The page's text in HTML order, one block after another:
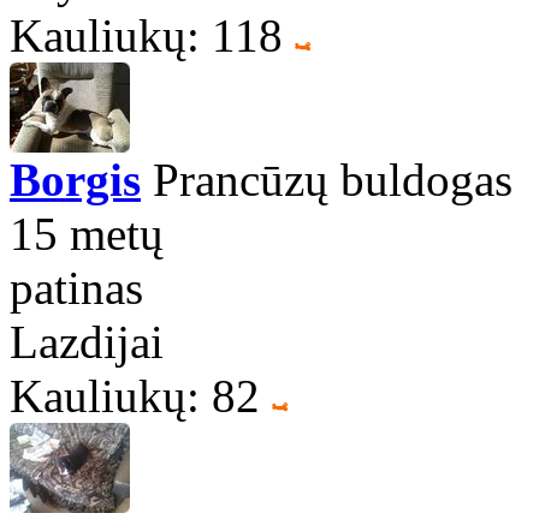
Kauliukų: 118
Borgis Prancūzų buldogas
15 metų
patinas
Lazdijai
Kauliukų: 82